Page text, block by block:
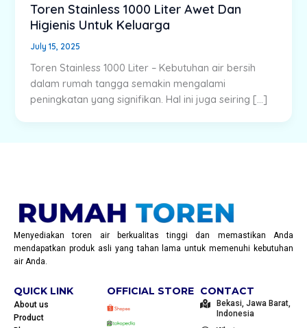
Toren Stainless 1000 Liter Awet Dan
Higienis Untuk Keluarga
July 15, 2025
Toren Stainless 1000 Liter – Kebutuhan air bersih
dalam rumah tangga semakin mengalami
peningkatan yang signifikan. Hal ini juga seiring […]
Menyediakan toren air berkualitas tinggi dan memastikan Anda
mendapatkan produk asli yang tahan lama untuk memenuhi kebutuhan
air Anda.
QUICK LINK
About us
Product
OFFICIAL STORE CONTACT
Bekasi, Jawa Barat,
Indonesia